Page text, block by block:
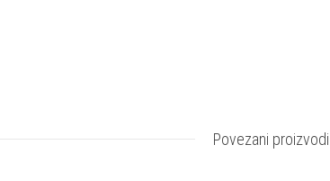
Povezani proizvodi